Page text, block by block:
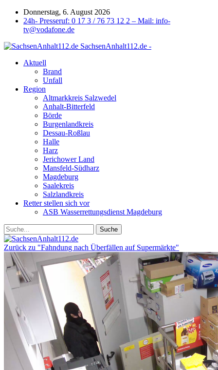
Donnerstag, 6. August 2026
24h- Presseruf: 0 17 3 / 76 73 12 2 – Mail: info-
tv@vodafone.de
SachsenAnhalt112.de -
Aktuell
Brand
Unfall
Region
Altmarkkreis Salzwedel
Anhalt-Bitterfeld
Börde
Burgenlandkreis
Dessau-Roßlau
Halle
Harz
Jerichower Land
Mansfeld-Südharz
Magdeburg
Saalekreis
Salzlandkreis
Retter stellen sich vor
ASB Wasserrettungsdienst Magdeburg
Zurück zu "Fahndung nach Überfällen auf Supermärkte"